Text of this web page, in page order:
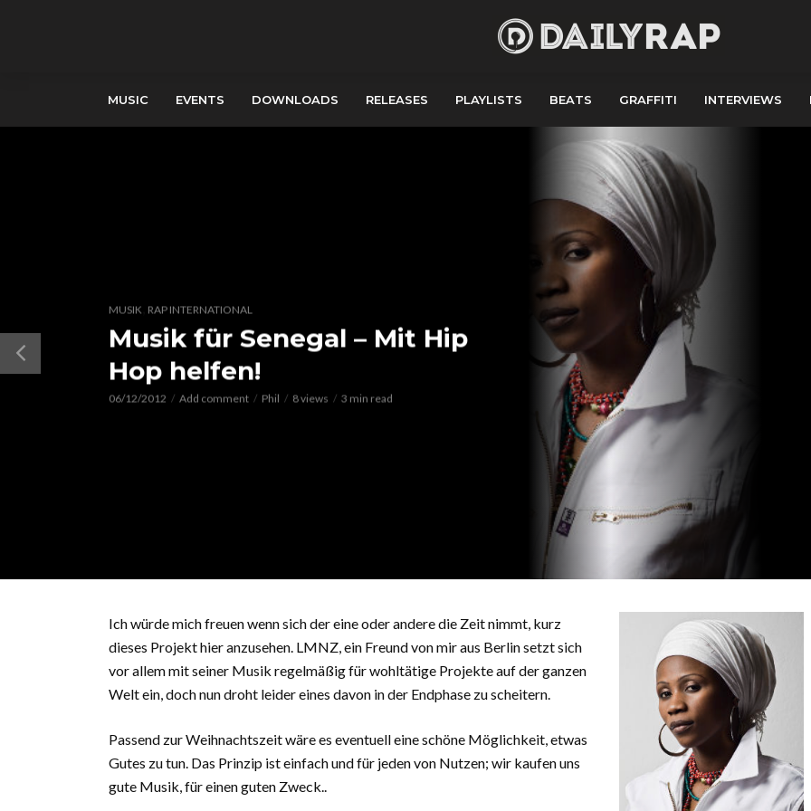
MUSIC EVENTS DOWNLOADS RELEASES PLAYLISTS BEATS GRAFFITI INTERVIEWS
MUSIK RAP INTERNATIONAL
Musik für Senegal – Mit Hip
Hop helfen!
06/12/2012 Add comment Phil 8 views 3 min read
Ich würde mich freuen wenn sich der eine oder andere die Zeit nimmt, kurz
dieses Projekt hier anzusehen. LMNZ, ein Freund von mir aus Berlin setzt sich
vor allem mit seiner Musik regelmäßig für wohltätige Projekte auf der ganzen
Welt ein, doch nun droht leider eines davon in der Endphase zu scheitern.
Passend zur Weihnachtszeit wäre es eventuell eine schöne Möglichkeit, etwas
Gutes zu tun. Das Prinzip ist einfach und für jeden von Nutzen; wir kaufen uns
gute Musik, für einen guten Zweck..